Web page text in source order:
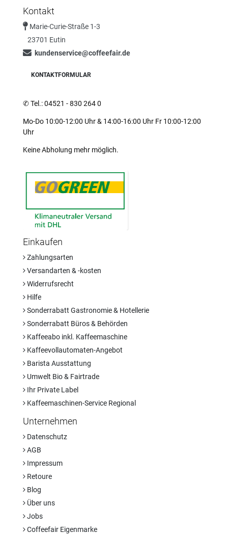
Kontakt
Marie-Curie-Straße 1-3
23701 Eutin
kundenservice@coffeefair.de
KONTAKTFORMULAR
✆Tel.: 04521 - 830 264 0
Mo-Do 10:00-12:00 Uhr & 14:00-16:00 Uhr Fr 10:00-12:00
Uhr
Keine Abholung mehr möglich.
Einkaufen
Zahlungsarten
Versandarten & -kosten
Widerrufsrecht
Hilfe
Sonderrabatt Gastronomie & Hotellerie
Sonderrabatt Büros & Behörden
Kaffeeabo inkl. Kaffeemaschine
Kaffeevollautomaten-Angebot
Barista Ausstattung
Umwelt Bio & Fairtrade
Ihr Private Label
Kaffeemaschinen-Service Regional
Unternehmen
Datenschutz
AGB
Impressum
Retoure
Blog
Über uns
Jobs
Coffeefair Eigenmarke